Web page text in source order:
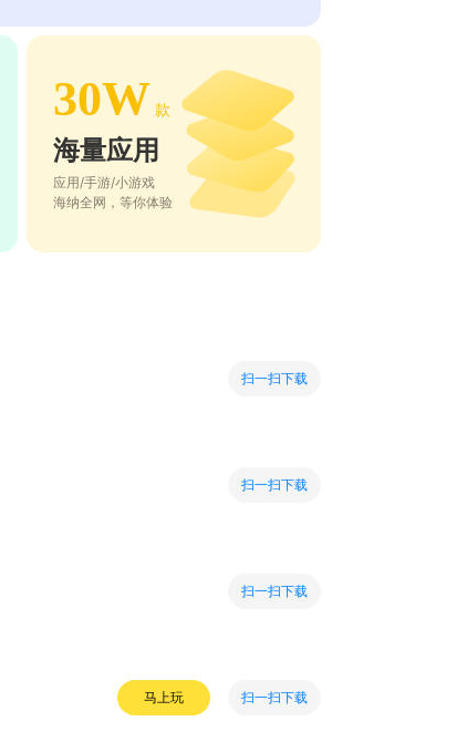
30W 款
海量应用
应用/手游/小游戏
海纳全网，等你体验
扫一扫下载
扫一扫下载
扫一扫下载
马上玩 扫一扫下载